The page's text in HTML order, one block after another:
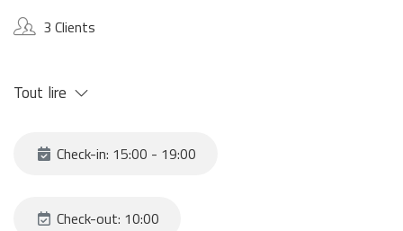
3 Clients
Tout lire
Check-in: 15:00 - 19:00
Check-out: 10:00